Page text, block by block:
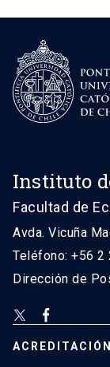
Instituto
Facultad de
Avda. Vicuña
Teléfono: +56 2
Dirección de
ACREDITACIÓN